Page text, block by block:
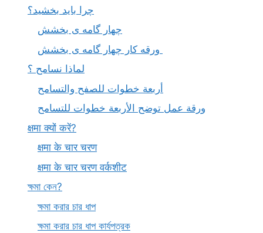
چرا باید بخشید؟
چهار گامه ی بخشش
لماذا نسامح ؟
أربعة خطوات للصفح والتسامح
ورقة عمل توضح الأربعة خطوات للتسامح
क्षमा क्यों करें?
क्षमा के चार चरण
क्षमा के चार चरण वर्कशीट
ক্ষমা কেন?
ক্ষমা করার চার ধাপ
ক্ষমা করার চার ধাপ কার্যপত্রক